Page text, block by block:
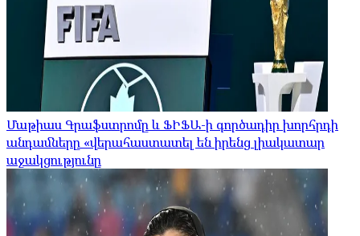
Մաթիաս Գրաֆստրոմը և ՖԻՖԱ-ի գործադիր խորհրդի
անդամները «վերահաստատել են իրենց լիակատար
աջակցությունը